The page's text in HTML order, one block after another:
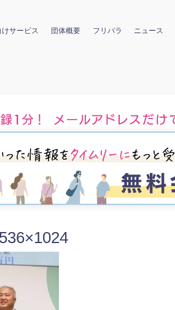
サービス 団体概要 フリパラ ニュース